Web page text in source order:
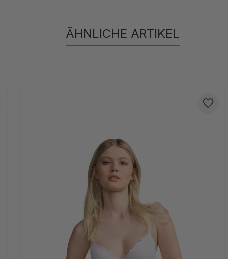
ÄHNLICHE ARTIKEL